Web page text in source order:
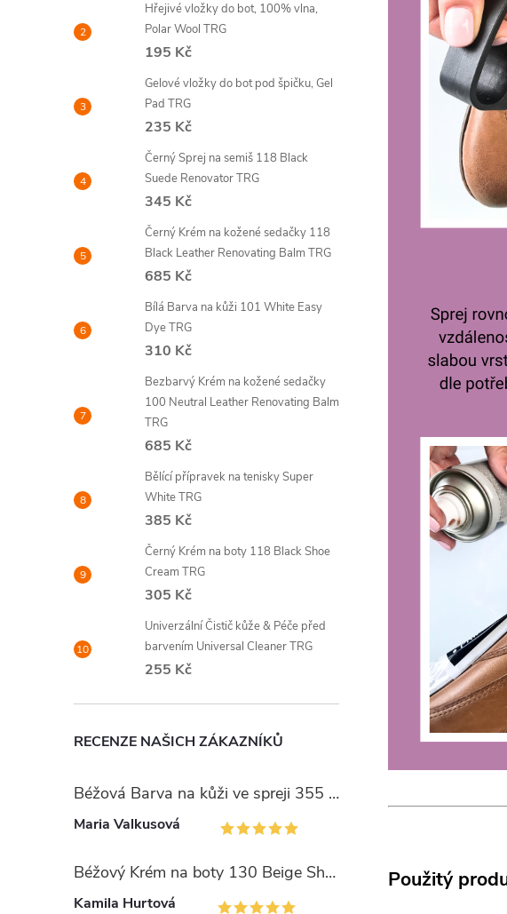
Hřejivé vložky do bot, 100% vlna,
Polar Wool TRG
195 Kč
Gelové vložky do bot pod špičku, Gel
Pad TRG
235 Kč
Černý Sprej na semiš 118 Black
Suede Renovator TRG
345 Kč
Černý Krém na kožené sedačky 118
Black Leather Renovating Balm TRG
685 Kč
Bílá Barva na kůži 101 White Easy
Dye TRG
310 Kč
Bezbarvý Krém na kožené sedačky
100 Neutral Leather Renovating Balm
TRG
685 Kč
Bělící přípravek na tenisky Super
White TRG
385 Kč
Černý Krém na boty 118 Black Shoe
Cream TRG
305 Kč
Univerzální Čistič kůže & Péče před
barvením Universal Cleaner TRG
255 Kč
RECENZE NAŠICH ZÁKAZNÍKŮ
Béžová Barva na kůži ve spreji 355 Vanilla Super Color TRG
Maria Valkusová
Béžový Krém na boty 130 Beige Shoe Cream TRG
Kamila Hurtová
Použitý